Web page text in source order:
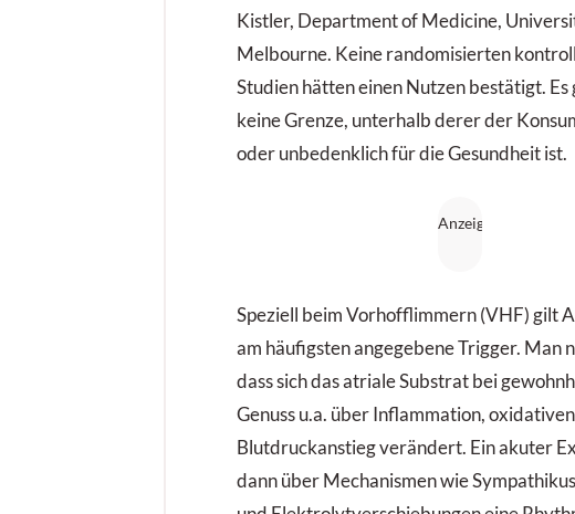
Kistler, Department of Medicine,
Melbourne. Keine randomisierten
Studien hätten einen Nutzen bestätigt. Es
keine Grenze, unterhalb derer der
oder unbedenklich für die Gesundheit ist.
Speziell beim Vorhofflimmern (VHF) gilt
am häufigsten angegebene Trigger. Man
dass sich das atriale Substrat bei
Genuss u.a. über Inflammation, oxidativen
Blutdruckanstieg verändert. Ein akuter
dann über Mechanismen wie